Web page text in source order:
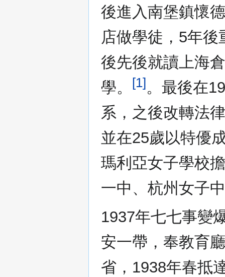
後進入南堡鎮懷
店做學徒，5年
後先後就讀上海
學。
[1]。最後在
系，之後改轉法
並在25歲以特優
瑪利亞女子學校
一中、杭州女子
1937年七七事變
安一帶，奉教育
省，1938年春抵